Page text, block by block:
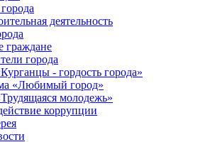
деятельность
граждане
города
- гордость города»
«Любимый город»
молодежь»
коррупции